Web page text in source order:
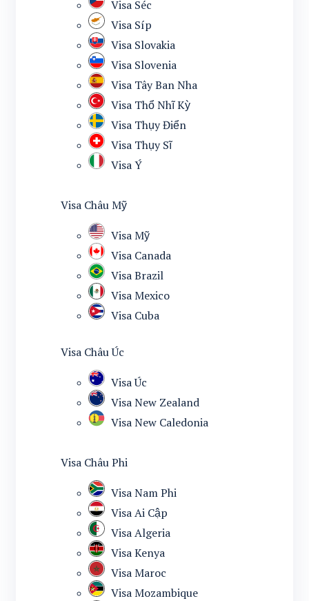
Visa Séc
Visa Síp
Visa Slovakia
Visa Slovenia
Visa Tây Ban Nha
Visa Thổ Nhĩ Kỳ
Visa Thụy Điển
Visa Thụy Sĩ
Visa Ý
Visa Châu Mỹ
Visa Mỹ
Visa Canada
Visa Brazil
Visa Mexico
Visa Cuba
Visa Châu Úc
Visa Úc
Visa New Zealand
Visa New Caledonia
Visa Châu Phi
Visa Nam Phi
Visa Ai Cập
Visa Algeria
Visa Kenya
Visa Maroc
Visa Mozambique